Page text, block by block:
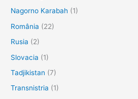
Nagorno Karabah (1)
România (22)
Rusia (2)
Slovacia (1)
Tadjikistan (7)
Transnistria (1)